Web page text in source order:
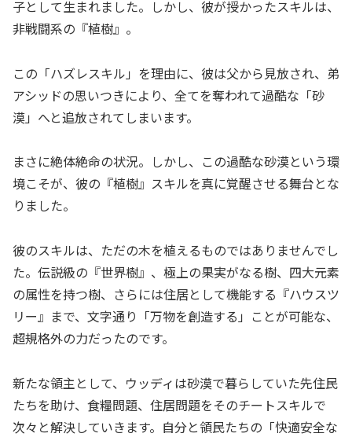
子として生まれました。しかし、彼が授かったスキルは、
非戦闘系の『植樹』。
この「ハズレスキル」を理由に、彼は父から見放され、弟
アシッドの思いつきにより、全てを奪われて過酷な「砂
漠」へと追放されてしまいます。
まさに絶体絶命の状況。しかし、この過酷な砂漠という環
境こそが、彼の『植樹』スキルを真に覚醒させる舞台とな
りました。
彼のスキルは、ただの木を植えるものではありませんでし
た。伝説級の『世界樹』、極上の果実がなる樹、四大元素
の属性を持つ樹、さらには住居として機能する『ハウスツ
リー』まで、文字通り「万物を創造する」ことが可能な、
超規格外の力だったのです。
新たな領主として、ウッディは砂漠で暮らしていた先住民
たちを助け、食糧問題、住居問題をそのチートスキルで
次々と解決していきます。自分と領民たちの「快適安全な